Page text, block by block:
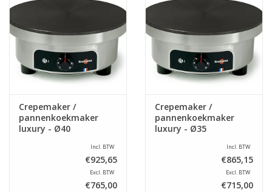
Crepemaker /
pannenkoekmaker
luxury - Ø40
Incl. BTW
€925,65
Excl. BTW
€765,00
Crepemaker /
pannenkoekmaker
luxury - Ø35
Incl. BTW
€865,15
Excl. BTW
€715,00